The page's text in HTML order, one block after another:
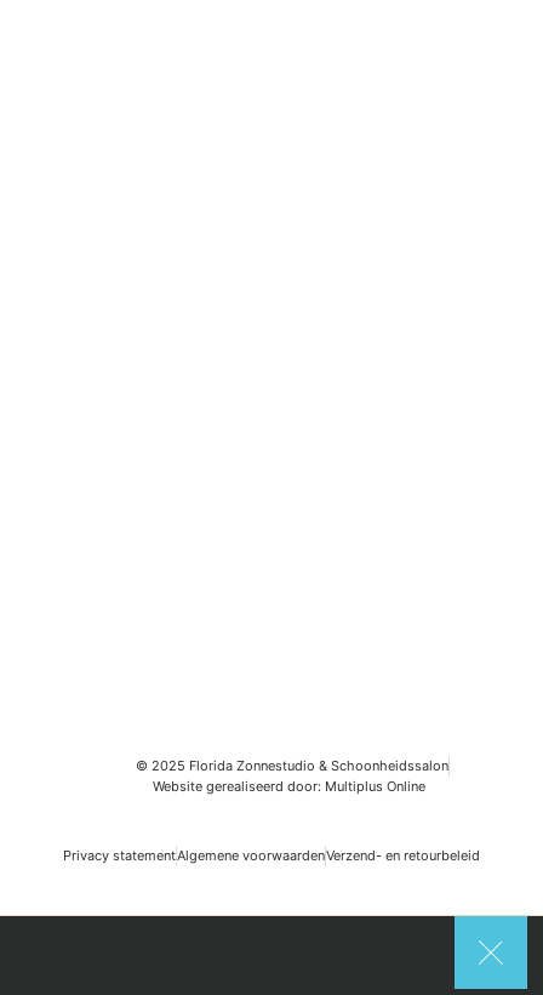
© 2025 Florida Zonnestudio & Schoonheidssalon
Website gerealiseerd door: Multiplus Online
Privacy statementAlgemene voorwaardenVerzend- en retourbeleid